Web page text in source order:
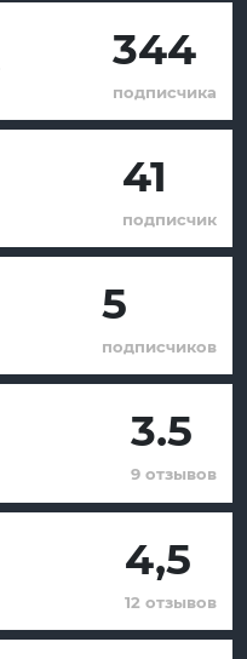
344
подписчика
41
подписчик
5
подписчиков
3.5
9 отзывов
4,5
12 отзывов